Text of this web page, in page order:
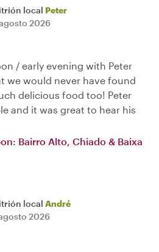
local Peter
2026
/ early evening with Peter
we would never have found
delicious food too! Peter
and it was great to hear his
Bairro Alto, Chiado & Baixa
local André
2026